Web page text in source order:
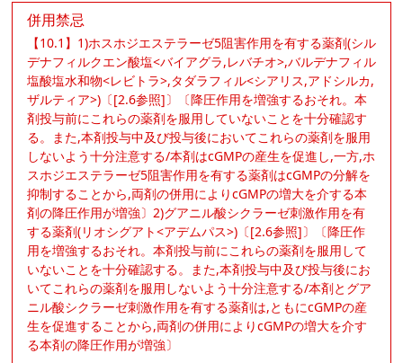
併用禁忌
【10.1】1)ホスホジエステラーゼ5阻害作用を有する薬剤(シル
デナフィルクエン酸塩<バイアグラ,レバチオ>,バルデナフィル
塩酸塩水和物<レビトラ>,タダラフィル<シアリス,アドシルカ,
ザルティア>)〔[2.6参照]〕〔降圧作用を増強するおそれ。本
剤投与前にこれらの薬剤を服用していないことを十分確認す
る。また,本剤投与中及び投与後においてこれらの薬剤を服用
しないよう十分注意する/本剤はcGMPの産生を促進し,一方,ホ
スホジエステラーゼ5阻害作用を有する薬剤はcGMPの分解を
抑制することから,両剤の併用によりcGMPの増大を介する本
剤の降圧作用が増強〕2)グアニル酸シクラーゼ刺激作用を有
する薬剤(リオシグアト<アデムパス>)〔[2.6参照]〕〔降圧作
用を増強するおそれ。本剤投与前にこれらの薬剤を服用して
いないことを十分確認する。また,本剤投与中及び投与後にお
いてこれらの薬剤を服用しないよう十分注意する/本剤とグア
ニル酸シクラーゼ刺激作用を有する薬剤は,ともにcGMPの産
生を促進することから,両剤の併用によりcGMPの増大を介す
る本剤の降圧作用が増強〕